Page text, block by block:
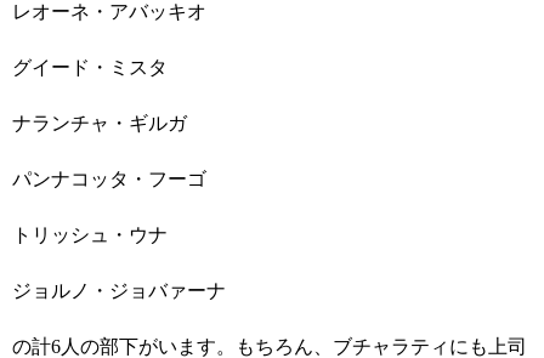
レオーネ・アバッキオ
グイード・ミスタ
ナランチャ・ギルガ
パンナコッタ・フーゴ
トリッシュ・ウナ
ジョルノ・ジョバァーナ
の計6人の部下がいます。もちろん、ブチャラティにも上司